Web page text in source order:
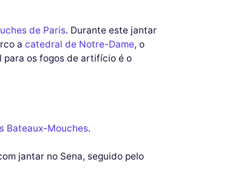
de Paris. Durante este jantar
a catedral de Notre-Dame, o
para os fogos de artifício é o
Bateaux-Mouches.
jantar no Sena, seguido pelo